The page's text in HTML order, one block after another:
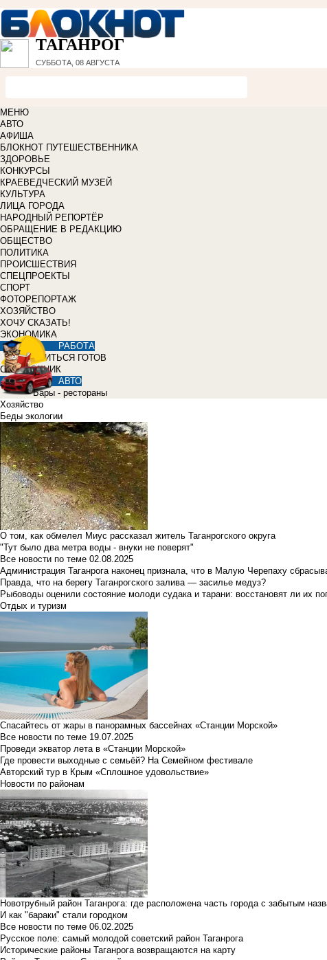
ТАГАНРОГ
СУББОТА, 08 АВГУСТА
МЕНЮ
АВТО
АФИША
БЛОКНОТ ПУТЕШЕСТВЕННИКА
ЗДОРОВЬЕ
КОНКУРСЫ
КРАЕВЕДЧЕСКИЙ МУЗЕЙ
КУЛЬТУРА
ЛИЦА ГОРОДА
НАРОДНЫЙ РЕПОРТЁР
ОБРАЩЕНИЕ В РЕДАКЦИЮ
ОБЩЕСТВО
ПОЛИТИКА
ПРОИСШЕСТВИЯ
СПЕЦПРОЕКТЫ
СПОРТ
ФОТОРЕПОРТАЖ
ХОЗЯЙСТВО
ХОЧУ СКАЗАТЬ!
ЭКОНОМИКА
РАБОТА
УЧИТЬСЯ ГОТОВ
СПРАВОЧНИК
АВТО
Бары - рестораны
Хозяйство
Беды экологии
О том, как обмелел Миус рассказал житель Таганрогского округа
"Тут было два метра воды - внуки не поверят"
Все новости по теме 02.08.2025
Администрация Таганрога наконец признала, что в Малую Черепаху
Правда, что на берегу Таганрогского залива — засилье медуз?
Рыбоводы оценили состояние молоди судака и тарани: восстановят ли их
Отдых и туризм
Спасайтесь от жары в панорамных бассейнах «Станции Морской»
Все новости по теме 19.07.2025
Проведи экватор лета в «Станции Морской»
Где провести выходные с семьёй? На Семейном фестивале
Авторский тур в Крым «Сплошное удовольствие»
Новости по районам
Новотрубный район Таганрога: где расположена часть города с забытым
И как "бараки" стали городком
Все новости по теме 06.02.2025
Русское поле: самый молодой советский район Таганрога
Исторические районы Таганрога возвращаются на карту